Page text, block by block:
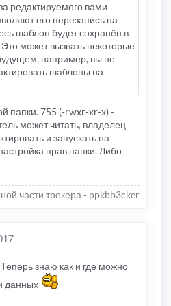
редактируемого вами
его перезапись на
шаблон будет сохранён в
может вызвать некоторые
например, вы не
шаблоны на
папки. 755 (-rwxr-xr-x) -
может читать, владелец
и запускать на
прав папки. Либо
части трекера - ppkbb3cker
знаю как и где можно
данных